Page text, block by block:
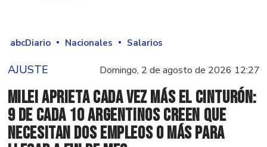
abcDiario Nacionales Salarios
AJUSTE Domingo, 2 de agosto de 2026 12:27
Milei aprieta cada vez más el cinturón:
9 de cada 10 argentinos creen que
necesitan dos empleos o más para